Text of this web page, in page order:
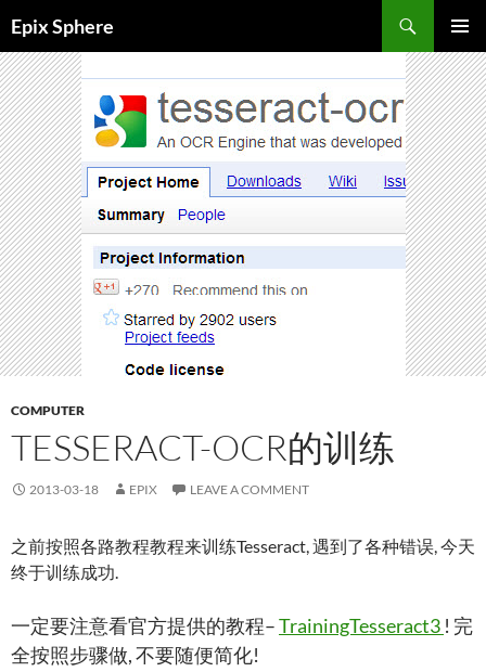
to
content
Epix Sphere
MENU
COMPUTER
TESSERACT-OCR的训练
2013-03-18 EPIX LEAVE A COMMENT
之前按照各路教程教程来训练Tesseract, 遇到了各种错误, 今天
终于训练成功.
一定要注意看官方提供的教程–TrainingTesseract3 ! 完
全按照步骤做, 不要随便简化!